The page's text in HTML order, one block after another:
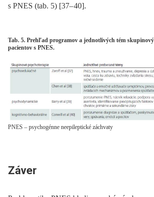
s PNES (tab. 5) [37–40].
Tab. 5. Prehľad programov a jednotlivých tém
pacientov s PNES.
PNES – psychogénne neepileptické záchvaty
Záver